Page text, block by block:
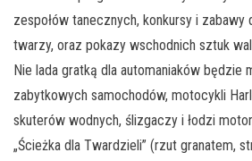
zespołów tanecznych, konkursy i zabawy
twarzy, oraz pokazy wschodnich sztuk
Nie lada gratką dla automaniaków będzie
zabytkowych samochodów, motocykli
skuterów wodnych, ślizgaczy i łodzi
„Ścieżka dla Twardzieli” (rzut granatem,